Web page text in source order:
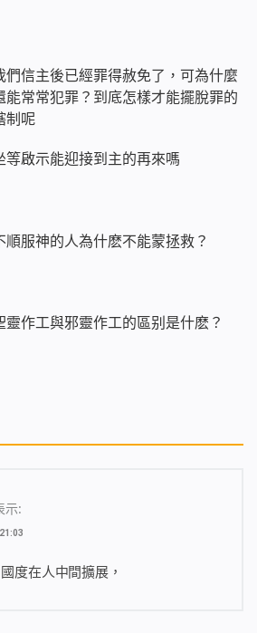
罰審判中看見了神的顯現，看見
主耶穌的再來——末後基督全能
生的，也是在全能神公義的審判
是由所有真心接受全能神末世作
拯救的人組成的，完全是全能神
能神親自牧養、親自帶領的，絕
立的，這是全能神教會所有神選
道成肉身的顯現與作工，所有被
都歸在了全能神的名下，所以全
在禱告全能神、跟隨全能神、順
神。中國的神選民經歷了神的審
到了神的公義性情，看見了神的
神的話語征服而仆倒在全能神面
神話語的審判刑罰，達到了蒙神
祕，神選民在神話語的揭示中才
有新的名字，神的新名是神作新
全能神的名完全應驗了聖經啟示
昔在、今在、以後永在的全能
神，神是首先的，也是末後的，
們信主後已經罪得赦免了，可為什麼
能常常犯罪？到底怎樣才能擺脫罪的
制呢
等啟示能迎接到主的再來嗎
順服神的人為什麽不能蒙拯救？
靈作工與邪靈作工的區别是什麽？
示:
度在人中間擴展，